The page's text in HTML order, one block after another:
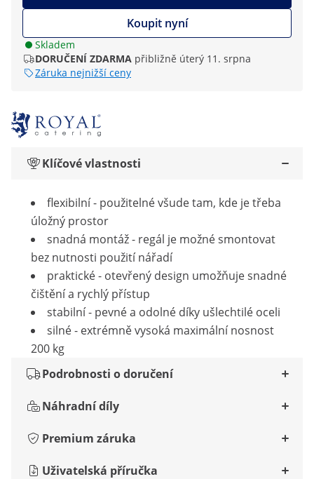
Koupit nyní
Skladem
DORUČENÍ ZDARMA přibližně úterý 11. srpna
Záruka nejnižší ceny
Klíčové vlastnosti
flexibilní - použitelné všude tam, kde je třeba
úložný prostor
snadná montáž - regál je možné smontovat
bez nutnosti použití nářadí
praktické - otevřený design umožňuje snadné
čištění a rychlý přístup
stabilní - pevné a odolné díky ušlechtilé oceli
silné - extrémně vysoká maximální nosnost
200 kg
Podrobnosti o doručení
Náhradní díly
Premium záruka
Uživatelská příručka